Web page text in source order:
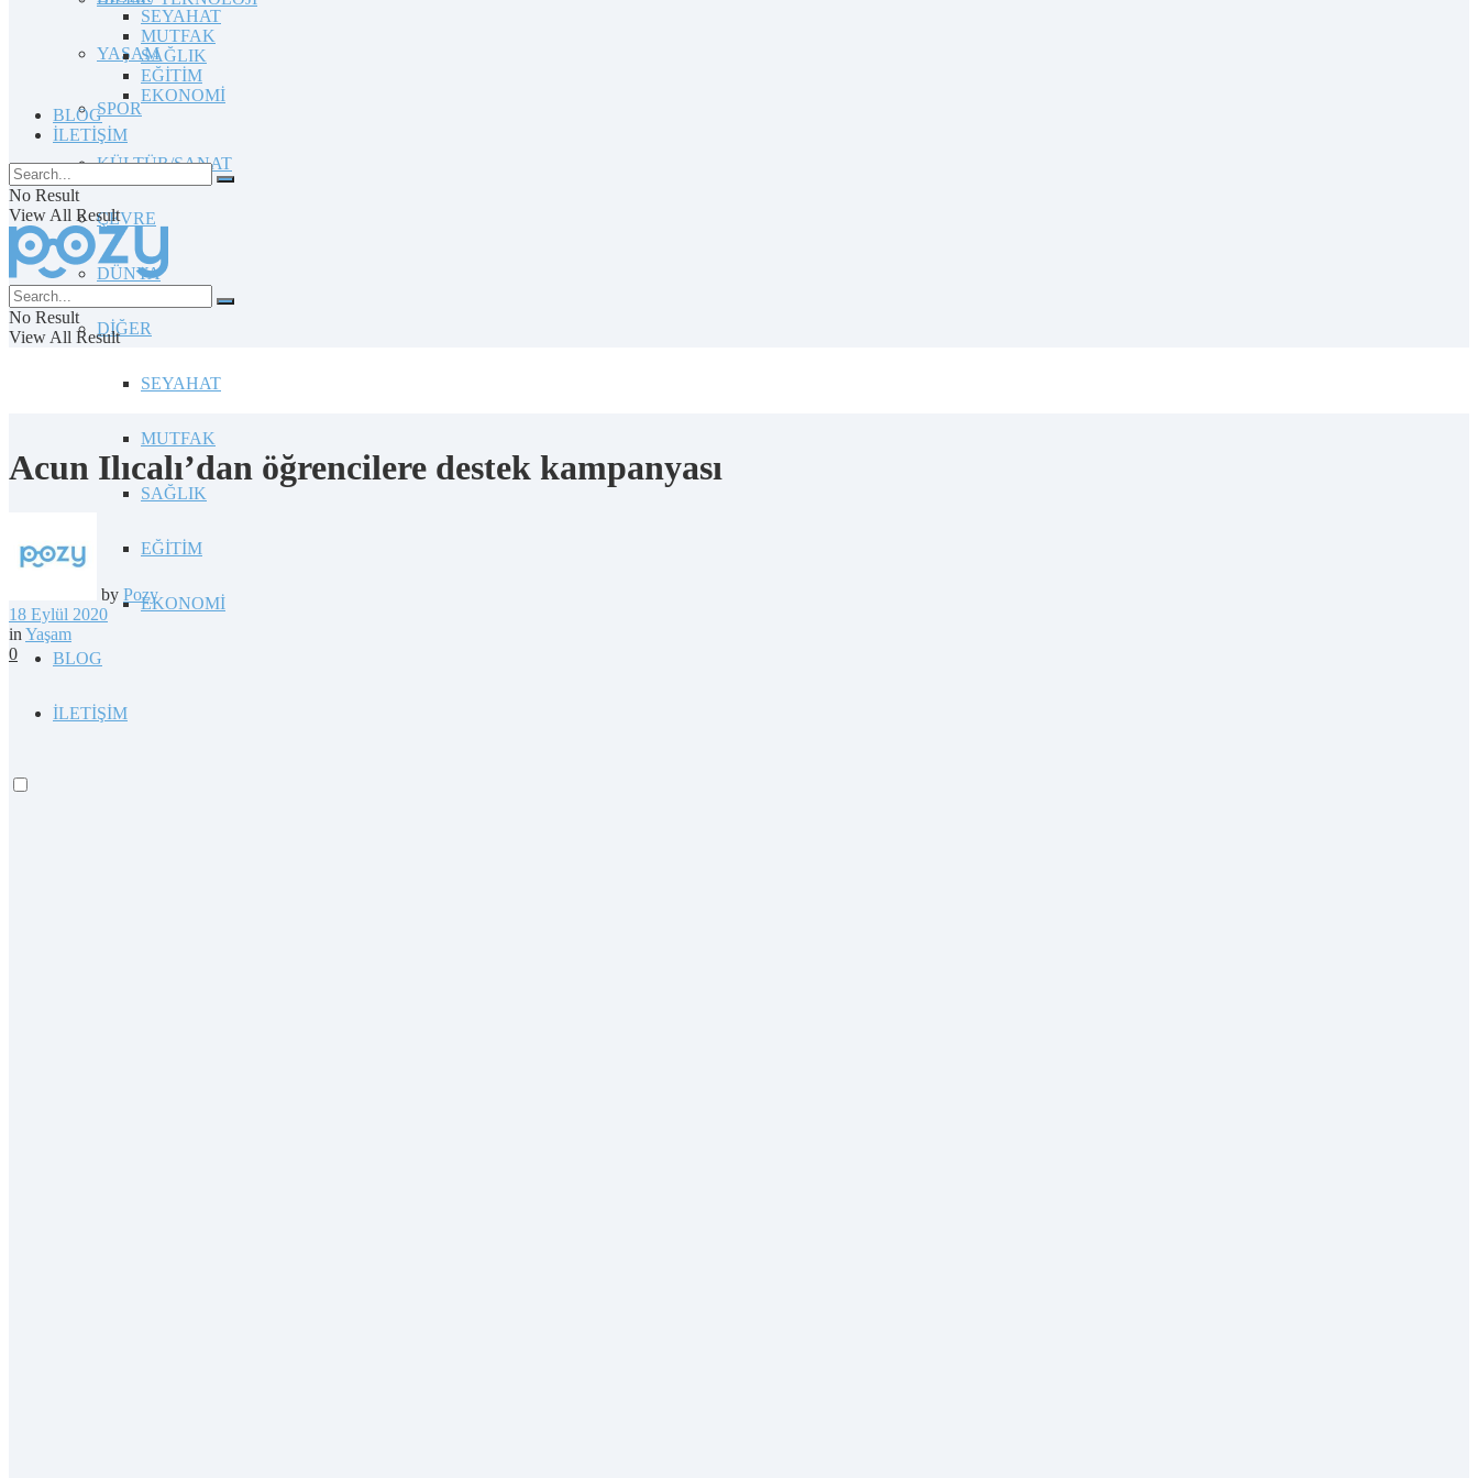
YAŞAM
SPOR
KÜLTÜR/SANAT
ÇEVRE
DÜNYA
DİĞER
SEYAHAT
MUTFAK
SAĞLIK
EĞİTİM
EKONOMİ
BLOG
İLETİŞİM
SEYAHAT
MUTFAK
SAĞLIK
EĞİTİM
EKONOMİ
BLOG
İLETİŞİM
No Result
View All Result
No Result
View All Result
Acun Ilıcalı’dan öğrencilere destek kampanyası
by Pozy
18 Eylül 2020
in Yaşam
0